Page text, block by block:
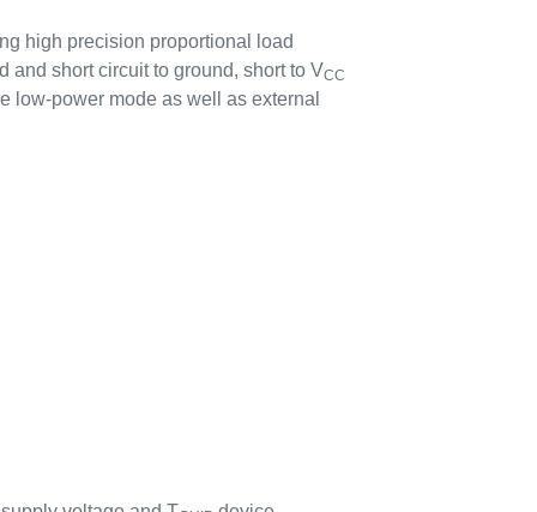
high precision proportional load
and short circuit to ground, short to VCC
low-power mode as well as external